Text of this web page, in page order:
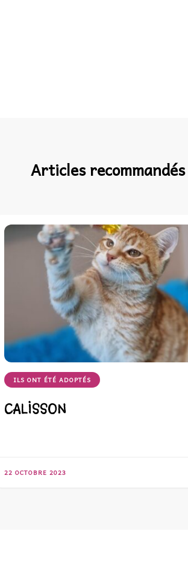
Articles recommandés
ILS ONT ÉTÉ ADOPTÉS
CALISSON
22 OCTOBRE 2023